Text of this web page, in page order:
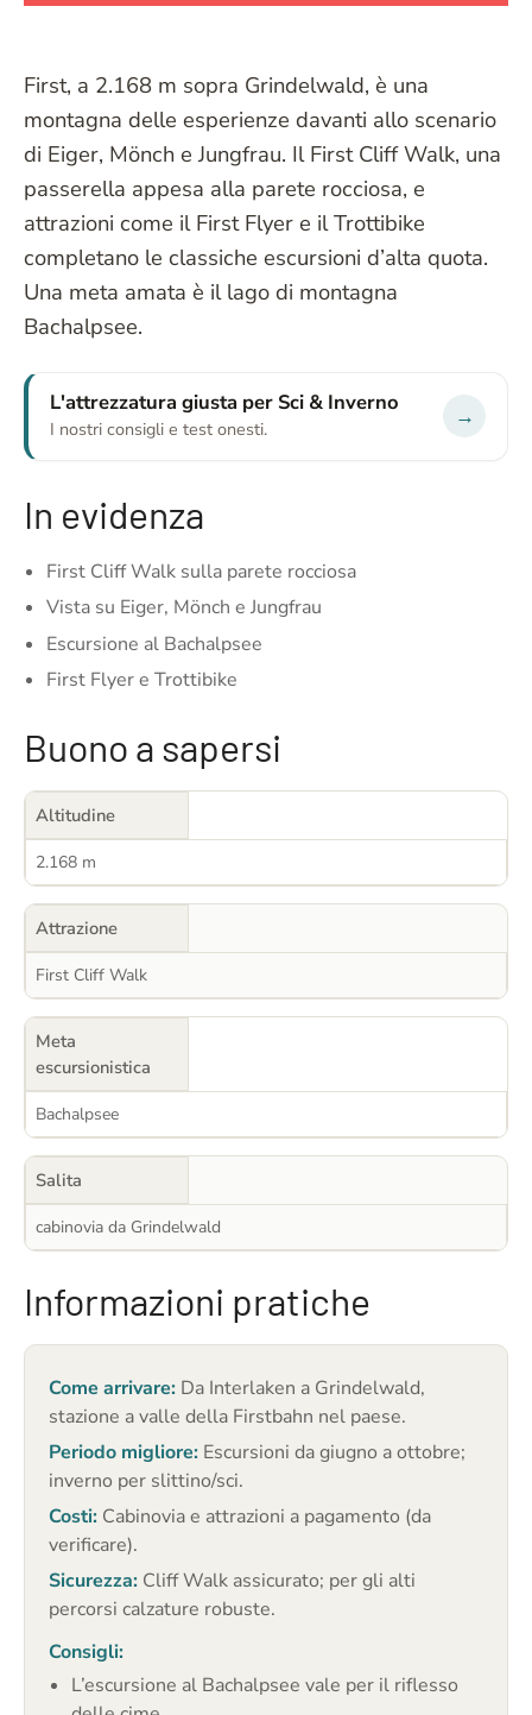
First, a 2.168 m sopra Grindelwald, è una
montagna delle esperienze davanti allo scenario
di Eiger, Mönch e Jungfrau. Il First Cliff Walk, una
passerella appesa alla parete rocciosa, e
attrazioni come il First Flyer e il Trottibike
completano le classiche escursioni d’alta quota.
Una meta amata è il lago di montagna
Bachalpsee.
L'attrezzatura giusta per Sci & Inverno
I nostri consigli e test onesti. →
In evidenza
First Cliff Walk sulla parete rocciosa
Vista su Eiger, Mönch e Jungfrau
Escursione al Bachalpsee
First Flyer e Trottibike
Buono a sapersi
Altitudine
2.168 m
Attrazione
First Cliff Walk
Meta
escursionistica
Bachalpsee
Salita
cabinovia da Grindelwald
Informazioni pratiche
Come arrivare: Da Interlaken a Grindelwald,
stazione a valle della Firstbahn nel paese.
Periodo migliore: Escursioni da giugno a ottobre;
inverno per slittino/sci.
Costi: Cabinovia e attrazioni a pagamento (da
verificare).
Sicurezza: Cliff Walk assicurato; per gli alti
percorsi calzature robuste.
Consigli:
L’escursione al Bachalpsee vale per il riflesso